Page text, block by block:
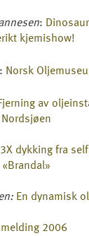
:
kjemishow!
: Norsk
av
Nordsjøen
3X dykking fra
«Brandal»
En dynamisk
2006